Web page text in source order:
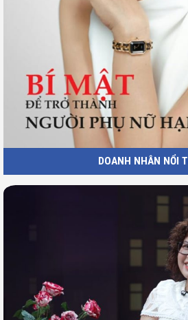
DOANH NHÂN NỔI